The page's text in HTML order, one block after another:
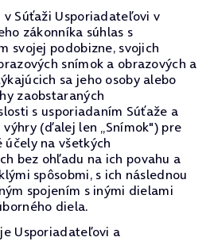
Súťaži Usporiadateľovi v
zákonníka súhlas s
svojej podobizne, svojich
snímok a obrazových a
sa jeho osoby alebo
zaobstaraných
s usporiadaním Súťaže a
(ďalej len „Snímok") pre
účely na všetkých
bez ohľadu na ich povahu a
spôsobmi, s ich následnou
spojením s inými dielami
diela.
Usporiadateľovi a